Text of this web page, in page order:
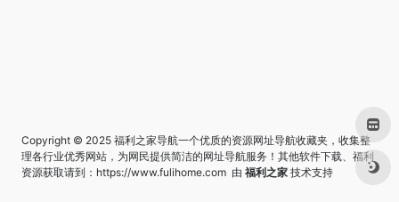
Copyright © 2025 福利之家导航一个优质的资源网址导航收藏夹，收集整
理各行业优秀网站，为网民提供简洁的网址导航服务！其他软件下载、福利
资源获取请到： https://www.fulihome.com 由 福利之家 技术支持